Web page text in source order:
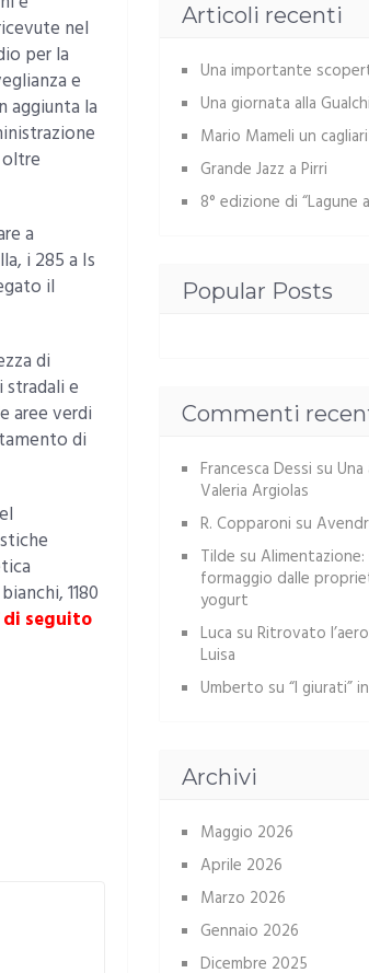
nel
per la
e
aggiunta la
a
i 285 a Is
il
di
e
aree verdi
di
1180
seguito
Articoli recenti
Una importante
Una giornata alla
Mario Mameli un
Grande Jazz a Pirri
8° edizione di
Popular Posts
Commenti
Francesca Dessi su
Valeria Argiolas
R. Copparoni su
Tilde su
formaggio dalle
yogurt
Luca su Ritrovato
Luisa
Umberto su “I giurati”
Archivi
Maggio 2026
Aprile 2026
Marzo 2026
Gennaio 2026
Dicembre 2025